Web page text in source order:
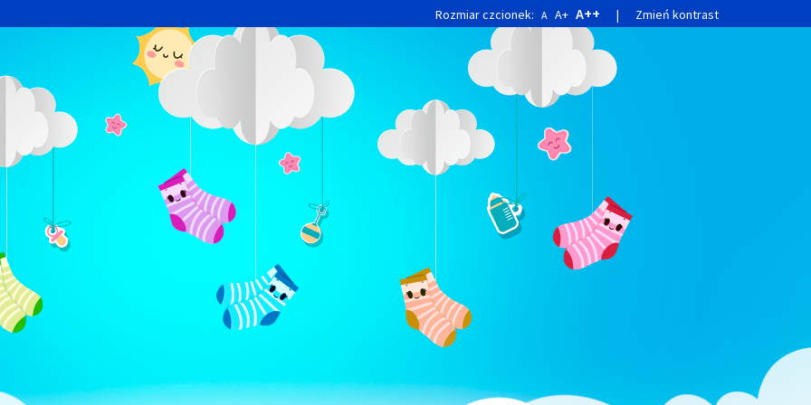
Rozmiar czcionek: A A+ A++ | Zmień kontrast